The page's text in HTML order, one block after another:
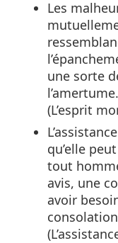
Les
une sorte
(L’esprit
qu’elle
tout
avis, une
avoir